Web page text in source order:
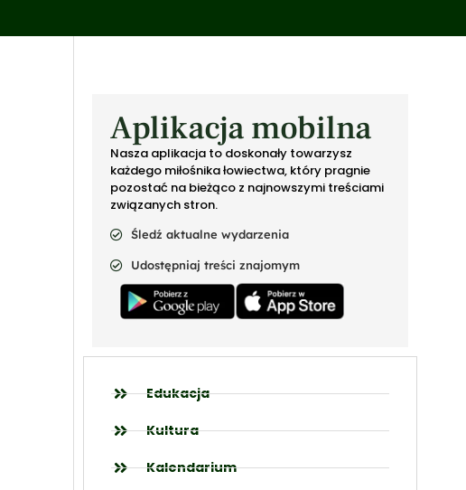
Aplikacja mobilna
Nasza aplikacja to doskonały towarzysz
każdego miłośnika łowiectwa, który pragnie
pozostać na bieżąco z najnowszymi treściami
związanych stron.
Śledź aktualne wydarzenia
Udostępniaj treści znajomym
Edukacja
Kultura
Kalendarium